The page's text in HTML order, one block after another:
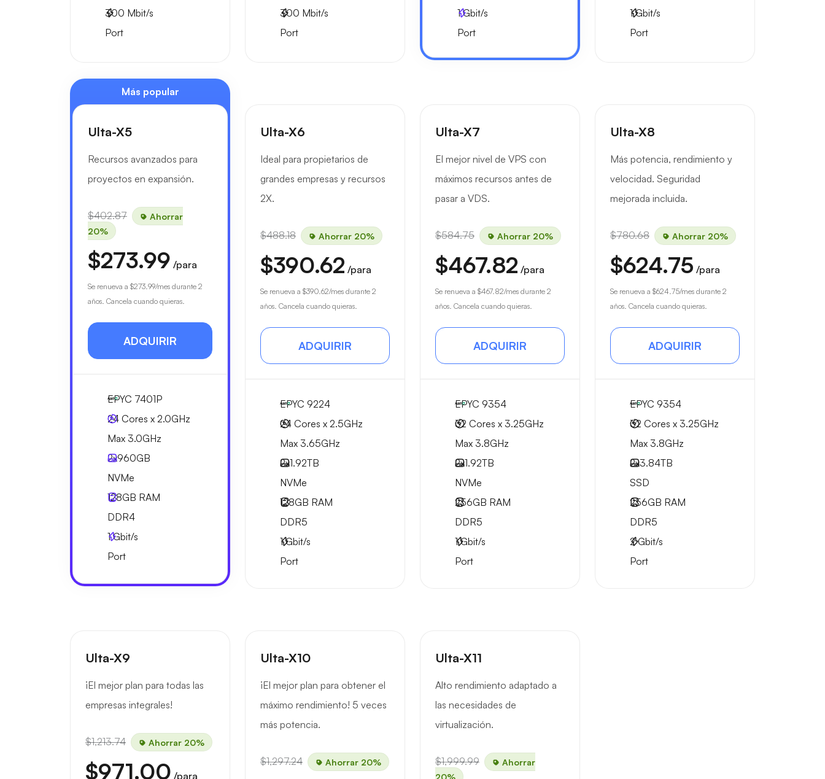
300 Mbit/s
Port
300 Mbit/s
Port
1Gbit/s
Port
1Gbit/s
Port
Más popular
Ulta-X5
Recursos avanzados para
proyectos en expansión.
$402.87
Ahorrar
20%
$273.99 /para
Se renueva a $273.99/mes durante 2
años. Cancela cuando quieras.
ADQUIRIR
EPYC 7401P
24 Cores x 2.0GHz
Max 3.0GHz
2x960GB
NVMe
128GB RAM
DDR4
1Gbit/s
Port
Ulta-X6
Ideal para propietarios de
grandes empresas y recursos
2X.
$488.18 Ahorrar 20%
$390.62 /para
Se renueva a $390.62/mes durante 2
años. Cancela cuando quieras.
ADQUIRIR
EPYC 9224
24 Cores x 2.5GHz
Max 3.65GHz
2x1.92TB
NVMe
128GB RAM
DDR5
1Gbit/s
Port
Ulta-X7
El mejor nivel de VPS con
máximos recursos antes de
pasar a VDS.
$584.75 Ahorrar 20%
$467.82 /para
Se renueva a $467.82/mes durante 2
años. Cancela cuando quieras.
ADQUIRIR
EPYC 9354
32 Cores x 3.25GHz
Max 3.8GHz
2x1.92TB
NVMe
256GB RAM
DDR5
1Gbit/s
Port
Ulta-X8
Más potencia, rendimiento y
velocidad. Seguridad
mejorada incluida.
$780.68 Ahorrar 20%
$624.75 /para
Se renueva a $624.75/mes durante 2
años. Cancela cuando quieras.
ADQUIRIR
EPYC 9354
32 Cores x 3.25GHz
Max 3.8GHz
2x3.84TB
SSD
256GB RAM
DDR5
2Gbit/s
Port
Ulta-X9
¡El mejor plan para todas las
empresas integrales!
$1,213.74 Ahorrar 20%
$971.00 /para
Ulta-X10
¡El mejor plan para obtener el
máximo rendimiento! 5 veces
más potencia.
$1,297.24 Ahorrar 20%
Ulta-X11
Alto rendimiento adaptado a
las necesidades de
virtualización.
$1,999.99
Ahorrar
20%